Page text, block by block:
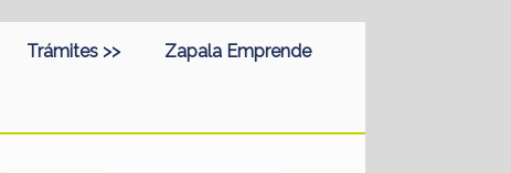
Trámites >> Zapala Emprende